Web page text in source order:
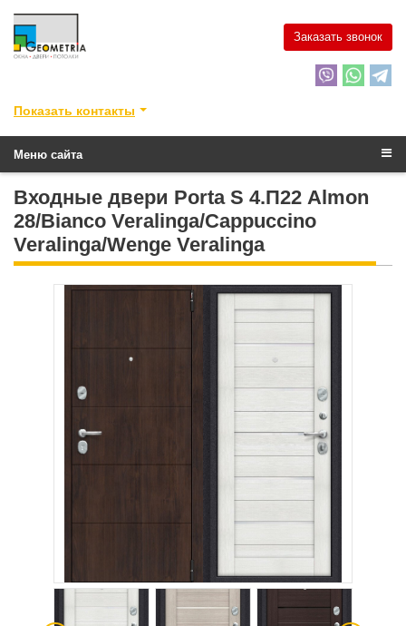
Заказать звонок
Показать контакты
Меню сайта
Входные двери Porta S 4.П22 Almon
28/Bianco Veralinga/Cappuccino
Veralinga/Wenge Veralinga